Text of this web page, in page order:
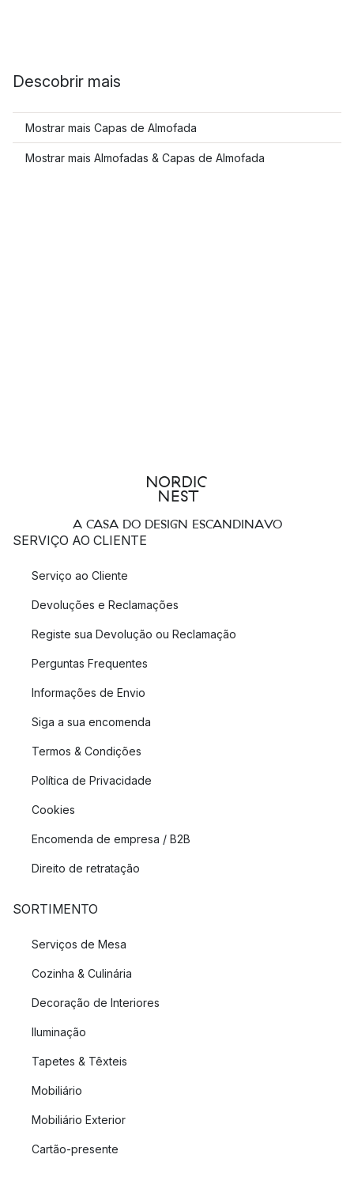
Descobrir mais
Mostrar mais Capas de Almofada
Mostrar mais Almofadas & Capas de Almofada
A CASA DO DESIGN ESCANDINAVO
SERVIÇO AO CLIENTE
Serviço ao Cliente
Devoluções e Reclamações
Registe sua Devolução ou Reclamação
Perguntas Frequentes
Informações de Envio
Siga a sua encomenda
Termos & Condições
Política de Privacidade
Cookies
Encomenda de empresa / B2B
Direito de retratação
SORTIMENTO
Serviços de Mesa
Cozinha & Culinária
Decoração de Interiores
Iluminação
Tapetes & Têxteis
Mobiliário
Mobiliário Exterior
Cartão-presente